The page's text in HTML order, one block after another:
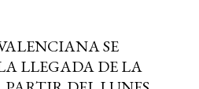
SE
LLEGADA DE LA